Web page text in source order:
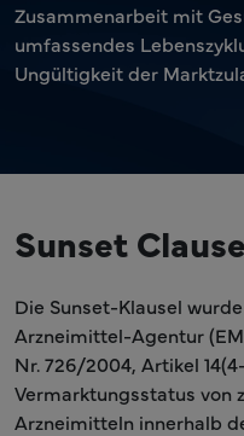
Zusammenarbeit mit
umfassendes
Ungültigkeit der
Sunset
Die Sunset-Klausel
Arzneimittel-Agentur
Nr. 726/2004, Artikel
Vermarktungsstatus von
Arzneimitteln innerhalb